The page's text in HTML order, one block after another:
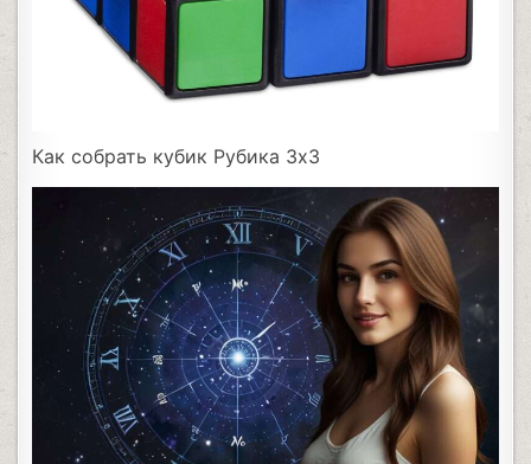
Как собрать кубик Рубика 3х3